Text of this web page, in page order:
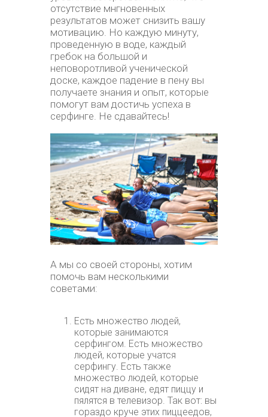
отсутствие мнгновенных
результатов может снизить вашу
мотивацию. Но каждую минуту,
проведенную в воде, каждый
гребок на большой и
неповоротливой ученической
доске, каждое падение в пену вы
получаете знания и опыт, которые
помогут вам достичь успеха в
серфинге. Не сдавайтесь!
А мы со своей стороны, хотим
помочь вам несколькими
советами:
Есть множество людей,
которые занимаются
серфингом. Есть множество
людей, которые учатся
серфингу. Есть также
множество людей, которые
сидят на диване, едят пиццу и
пялятся в телевизор. Так вот: вы
гораздо круче этих пиццеедов,